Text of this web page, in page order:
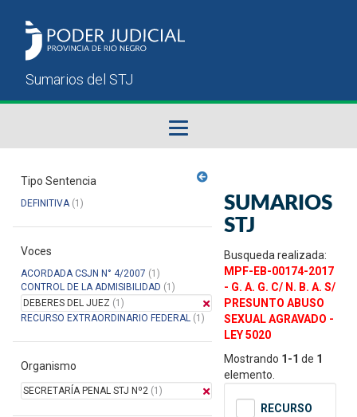
Sumarios del STJ
Manual del Usuario
Tipo Sentencia
DEFINITIVA(1)
Voces
ACORDADA CSJN N° 4/2007 (1)
CONTROL DE LA ADMISIBILIDAD (1)
DEBERES DEL JUEZ (1)
RECURSO EXTRAORDINARIO FEDERAL (1)
Organismo
SECRETARÍA PENAL STJ Nº2 (1)
SUMARIOS
STJ
Busqueda realizada:
MPF-EB-00174-2017
- G. A. G. C/ N. B. A. S/
PRESUNTO ABUSO
SEXUAL AGRAVADO -
LEY 5020
Mostrando 1-1 de 1
elemento.
RECURSO